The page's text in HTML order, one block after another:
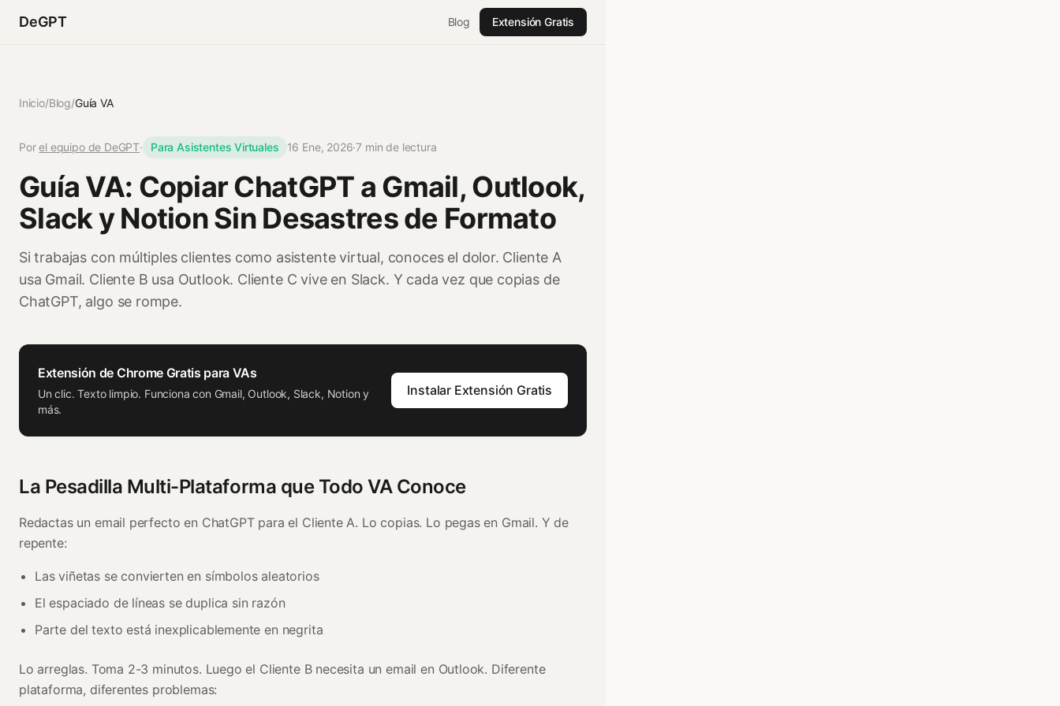
DeGPT Blog Extensión Gratis
Inicio/Blog/Guía VA
Porel equipo de DeGPT· Para Asistentes Virtuales 16 Ene, 2026·7 min de lectura
Guía VA: Copiar ChatGPT a Gmail, Outlook,
Slack y Notion Sin Desastres de Formato
Si trabajas con múltiples clientes como asistente virtual, conoces el dolor. Cliente A
usa Gmail. Cliente B usa Outlook. Cliente C vive en Slack. Y cada vez que copias de
ChatGPT, algo se rompe.
Extensión de Chrome Gratis para VAs
Un clic. Texto limpio. Funciona con Gmail, Outlook, Slack, Notion y
más.
Instalar Extensión Gratis
La Pesadilla Multi-Plataforma que Todo VA Conoce
Redactas un email perfecto en ChatGPT para el Cliente A. Lo copias. Lo pegas en Gmail. Y de
repente:
Las viñetas se convierten en símbolos aleatorios
El espaciado de líneas se duplica sin razón
Parte del texto está inexplicablemente en negrita
Lo arreglas. Toma 2-3 minutos. Luego el Cliente B necesita un email en Outlook. Diferente
plataforma, diferentes problemas: